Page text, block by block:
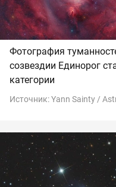
Фотография
созвездии Единорог
категории
Источник:Yann Sainty /